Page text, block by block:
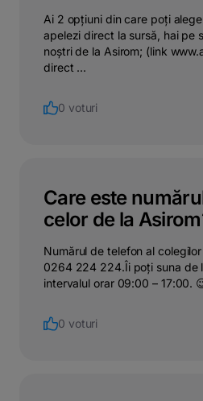
Ai 2 opțiuni din care poți
apelezi direct la sursă, hai pe
noștri de la Asirom; (link
direct ...
0 voturi
Care este
celor de la
Numărul de telefon al
0264 224 224.Îi poți suna de
intervalul orar 09:00 – 17:00.
0 voturi